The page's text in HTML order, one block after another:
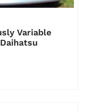
Variable